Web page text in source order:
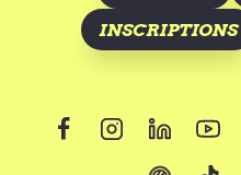
INSCRIPTIONS